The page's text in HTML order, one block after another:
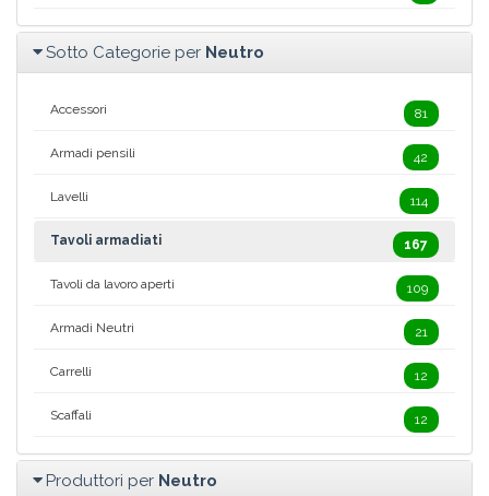
Sotto Categorie per Neutro
Accessori 81
Armadi pensili 42
Lavelli 114
Tavoli armadiati 167
Tavoli da lavoro aperti 109
Armadi Neutri 21
Carrelli 12
Scaffali 12
Produttori per Neutro